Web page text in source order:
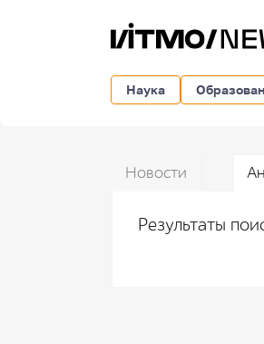
Наука
Новости
Результаты